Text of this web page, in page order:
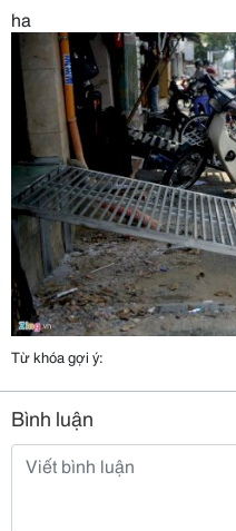
ha
Từ khóa gợi ý:
Bình luận